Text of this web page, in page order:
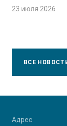
23 июля 2026
ВСЕ
Адрес